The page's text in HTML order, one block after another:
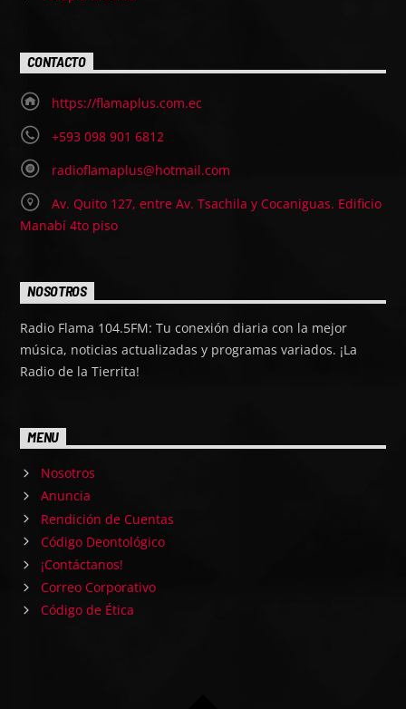
CONTACTO
https://flamaplus.com.ec
+593 098 901 6812
radioflamaplus@hotmail.com
Av. Quito 127, entre Av. Tsachila y Cocaniguas. Edificio
Manabí 4to piso
NOSOTROS
Radio Flama 104.5FM: Tu conexión diaria con la mejor
música, noticias actualizadas y programas variados. ¡La
Radio de la Tierrita!
MENU
Nosotros
Anuncia
Rendición de Cuentas
Código Deontológico
¡Contáctanos!
Correo Corporativo
Código de Ética